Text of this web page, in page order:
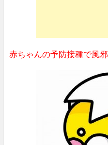
赤ちゃんの予防接種で風